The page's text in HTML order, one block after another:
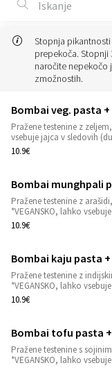
Stopnja pikantnosti
prepekoča. Stopnji
naročite nepekočo
zmožnostih.
Bombai veg. pasta
Pražene testenine z
vsebuje jajca v sledovih
10.9€
Bombai munghpali
Pražene testenine z
*VEGANSKO, lahko
10.9€
Bombai kaju pasta
Pražene testenine z
*VEGANSKO, lahko
10.9€
Bombai tofu pasta
Pražene testenine s
*VEGANSKO, lahko